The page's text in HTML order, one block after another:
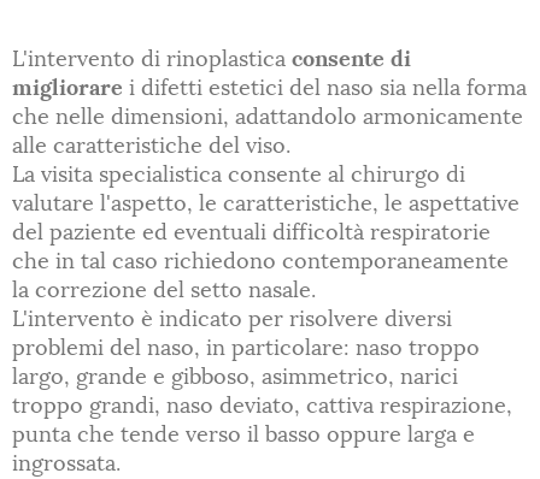
L'intervento di rinoplastica consente di
migliorare i difetti estetici del naso sia nella forma
che nelle dimensioni, adattandolo armonicamente
alle caratteristiche del viso.
La visita specialistica consente al chirurgo di
valutare l'aspetto, le caratteristiche, le aspettative
del paziente ed eventuali difficoltà respiratorie
che in tal caso richiedono contemporaneamente
la correzione del setto nasale.
L'intervento è indicato per risolvere diversi
problemi del naso, in particolare: naso troppo
largo, grande e gibboso, asimmetrico, narici
troppo grandi, naso deviato, cattiva respirazione,
punta che tende verso il basso oppure larga e
ingrossata.